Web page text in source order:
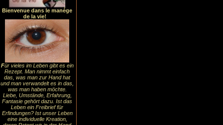
Bienvenue dans le manége
de la vie!
Für vieles im Leben gibt es ein
Rezept. Man nimmt einfach
das, was man zur Hand hat
und man verwandelt es in das,
was man haben möchte.
Liebe, Umstände, Erfahrung,
Fantasie gehört dazu. Ist das
Leben ein Freibrief für
Erfindungen? Ist unser Leben
eine individuelle Kreation,